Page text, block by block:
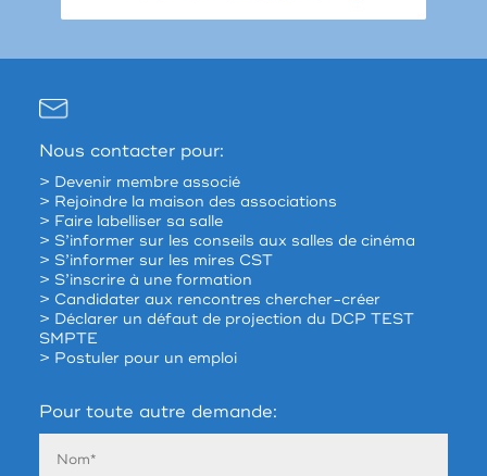
Nous contacter pour:
> Devenir membre associé
> Rejoindre la maison des associations
> Faire labelliser sa salle
> S’informer sur les conseils aux salles de cinéma
> S’informer sur les mires CST
> S’inscrire à une formation
> Candidater aux rencontres chercher-créer
> Déclarer un défaut de projection du DCP TEST
SMPTE
> Postuler pour un emploi
Pour toute autre demande: